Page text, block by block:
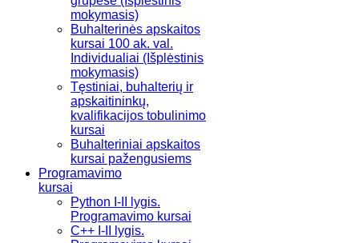
mokymasis)
Buhalterinės apskaitos
kursai 100 ak. val.
Individualiai (Išplėstinis
mokymasis)
Tęstiniai, buhalterių ir
apskaitininkų,
kvalifikacijos tobulinimo
kursai
Buhalteriniai apskaitos
kursai pažengusiems
Programavimo
kursai
Python I-II lygis.
Programavimo kursai
C++ I-II lygis.